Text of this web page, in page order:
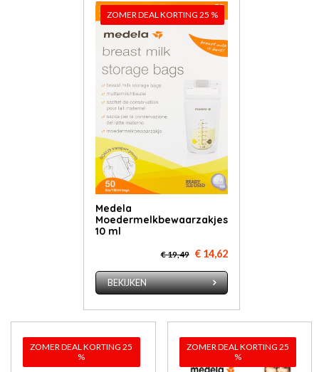
ZOMER DEAL KORTING 25 %
Medela
Moedermelkbewaarzakjes
10 ml
€ 19,49 € 14,62
BEKIJKEN
ZOMER DEAL KORTING 25
%
ZOMER DEAL KORTING 25
%